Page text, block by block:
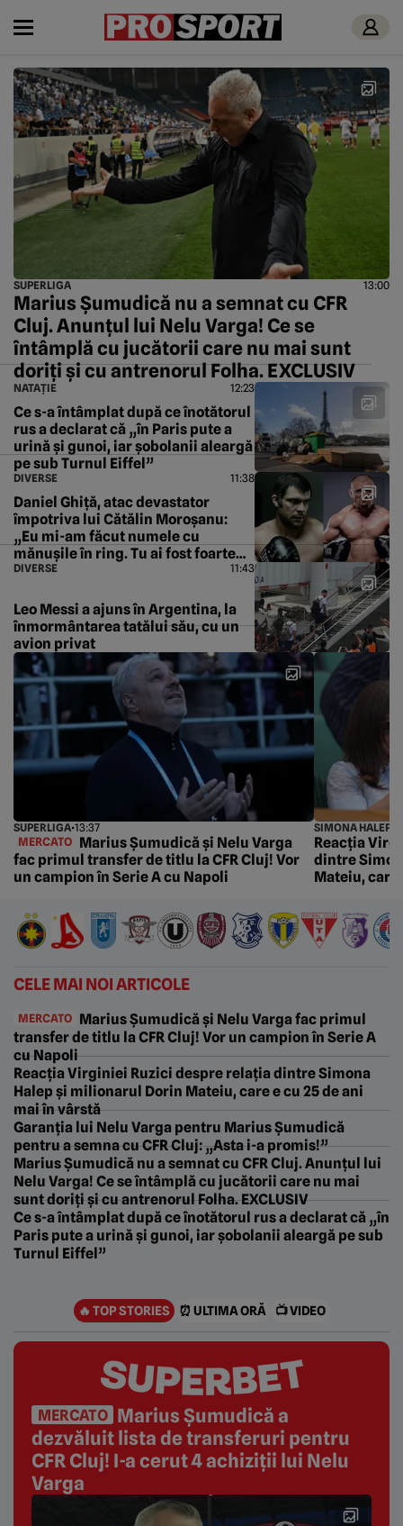
SUPERLIGA 13:00
Marius Șumudică nu a semnat cu CFR
Cluj. Anunțul lui Nelu Varga! Ce se
întâmplă cu jucătorii care nu mai sunt
doriți și cu antrenorul Folha. EXCLUSIV
NATAȚIE 12:23
Ce s-a întâmplat după ce înotătorul
rus a declarat că „în Paris pute a
urină și gunoi, iar şobolanii aleargă
pe sub Turnul Eiffel”
DIVERSE 11:38
Daniel Ghiță, atac devastator
împotriva lui Cătălin Moroșanu:
„Eu mi-am făcut numele cu
mănușile în ring. Tu ai fost foarte
bun la TV pe chiloțăreală. Fiecare
DIVERSE 11:43
Leo Messi a ajuns în Argentina, la
înmormântarea tatălui său, cu un
avion privat
SUPERLIGA•13:37
MERCATO Marius Șumudică și Nelu Varga
fac primul transfer de titlu la CFR Cluj! Vor
un campion în Serie A cu Napoli
SIMONA HALEP
Reacția
dintre
Mateiu, care
🔥 TOP STORIES ⏰ ULTIMA ORĂ 📺 VIDEO
MERCATO Marius Șumudică a
dezvăluit lista de transferuri pentru
CFR Cluj! I-a cerut 4 achiziții lui Nelu
Varga
CELE MAI NOI ARTICOLE
MERCATO Marius Șumudică și Nelu Varga fac primul
transfer de titlu la CFR Cluj! Vor un campion în Serie A
cu Napoli
Reacția Virginiei Ruzici despre relația dintre Simona
Halep și milionarul Dorin Mateiu, care e cu 25 de ani
mai în vârstă
Garanția lui Nelu Varga pentru Marius Șumudică
pentru a semna cu CFR Cluj: „Asta i-a promis!”
Marius Șumudică nu a semnat cu CFR Cluj. Anunțul lui
Nelu Varga! Ce se întâmplă cu jucătorii care nu mai
sunt doriți și cu antrenorul Folha. EXCLUSIV
Ce s-a întâmplat după ce înotătorul rus a declarat că „în
Paris pute a urină și gunoi, iar şobolanii aleargă pe sub
Turnul Eiffel”